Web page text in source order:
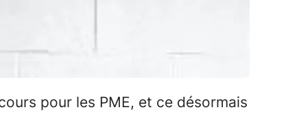
pour les PME, et ce désormais